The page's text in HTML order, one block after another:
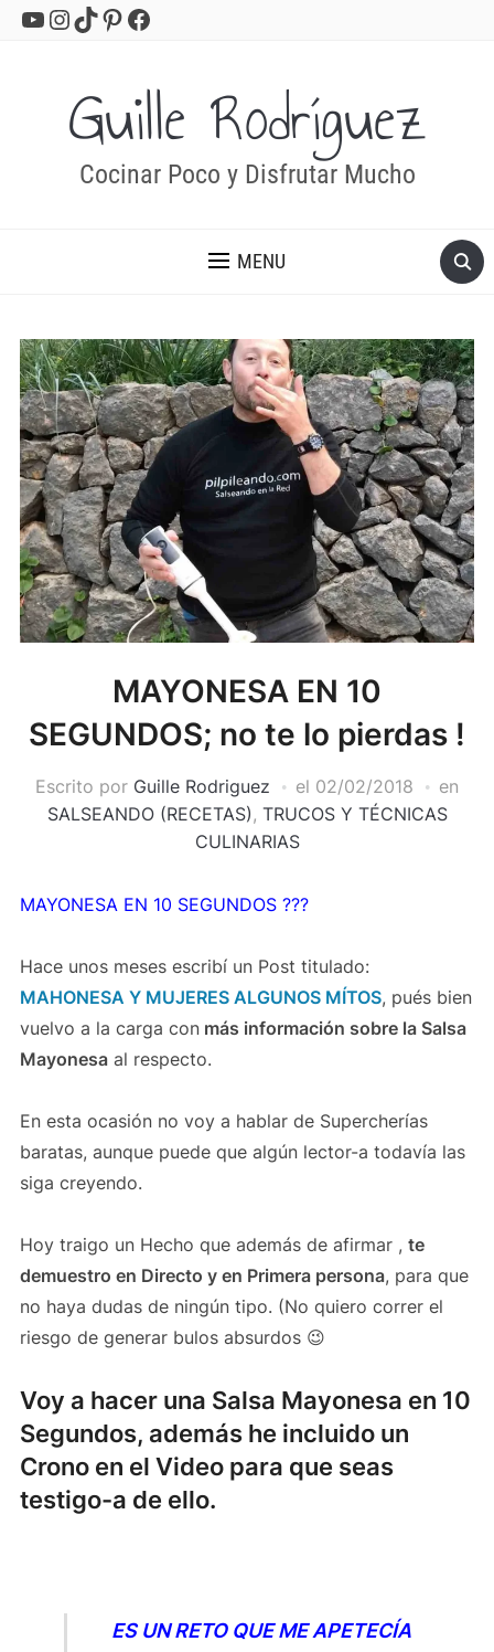
YouTube
Instagram
TikTok
Pinterest
Facebook
Guille Rodríguez
Cocinar Poco y Disfrutar Mucho
MENU
MAYONESA EN 10
SEGUNDOS; no te lo pierdas !
Escrito por Guille Rodriguez el 02/02/2018
en
SALSEANDO (RECETAS) , TRUCOS Y TÉCNICAS
CULINARIAS
MAYONESA EN 10 SEGUNDOS ???
Hace unos meses escribí un Post titulado:
MAHONESA Y MUJERES ALGUNOS MÍTOS, pués bien
vuelvo a la carga conmás información sobre la Salsa
Mayonesaal respecto.
En esta ocasión no voy a hablar de Supercherías
baratas, aunque puede que algún lector-a todavía las
siga creyendo.
Hoy traigo un Hecho que además de afirmar , te
demuestro en Directo y en Primera persona, para que
no haya dudas de ningún tipo. (No quiero correr el
riesgo de generar bulos absurdos 😉
Voy a hacer una Salsa Mayonesa en 10
Segundos, además he incluido un
Crono en el Video para que seas
testigo-a de ello.
ES UN RETO QUE ME APETECÍA